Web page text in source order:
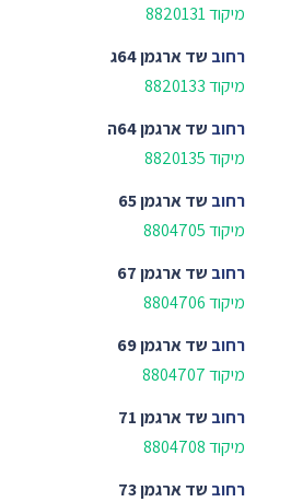
מיקוד 8820131
רחוב שד ארגמן 64ג
מיקוד 8820133
רחוב שד ארגמן 64ה
מיקוד 8820135
רחוב שד ארגמן 65
מיקוד 8804705
רחוב שד ארגמן 67
מיקוד 8804706
רחוב שד ארגמן 69
מיקוד 8804707
רחוב שד ארגמן 71
מיקוד 8804708
רחוב שד ארגמן 73